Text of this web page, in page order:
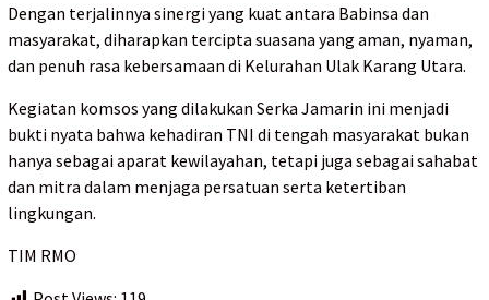
Dengan terjalinnya sinergi yang kuat antara Babinsa dan
masyarakat, diharapkan tercipta suasana yang aman, nyaman,
dan penuh rasa kebersamaan di Kelurahan Ulak Karang Utara.
Kegiatan komsos yang dilakukan Serka Jamarin ini menjadi
bukti nyata bahwa kehadiran TNI di tengah masyarakat bukan
hanya sebagai aparat kewilayahan, tetapi juga sebagai sahabat
dan mitra dalam menjaga persatuan serta ketertiban
lingkungan.
TIM RMO